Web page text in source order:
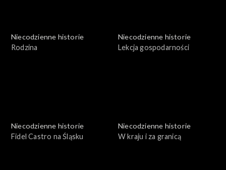
Niecodzienne historie
Rodzina
Niecodzienne historie
Lekcja gospodarności
Niecodzienne historie
Fidel Castro na Śląsku
Niecodzienne historie
W kraju i za granicą